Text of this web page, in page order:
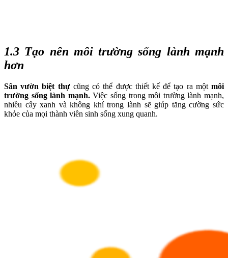
1.3 Tạo nên môi trường sống lành mạnh
hơn
Sân vườn biệt thựcũng có thể được thiết kế để tạo ra mộtmôi
trường sống lành mạnh.Việc sống trong môi trường lành mạnh,
nhiều cây xanh và không khí trong lành sẽ giúp tăng cường sức
khỏe của mọi thành viên sinh sống xung quanh.